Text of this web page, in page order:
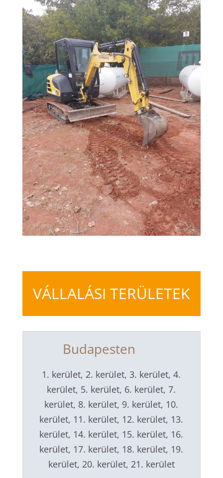
VÁLLALÁSI TERÜLETEK
Budapesten
1. kerület, 2. kerület, 3. kerület, 4.
kerület, 5. kerület, 6. kerület, 7.
kerület, 8. kerület, 9. kerület, 10.
kerület, 11. kerület, 12. kerület, 13.
kerület, 14. kerület, 15. kerület, 16.
kerület, 17. kerület, 18. kerület, 19.
kerület, 20. kerület, 21. kerület